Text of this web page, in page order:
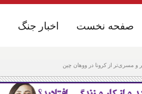
مسری‌تر از کرونا در ووهان چین
اخبار جنگ صفحه نخست اخبار جنگ صفحه نخست